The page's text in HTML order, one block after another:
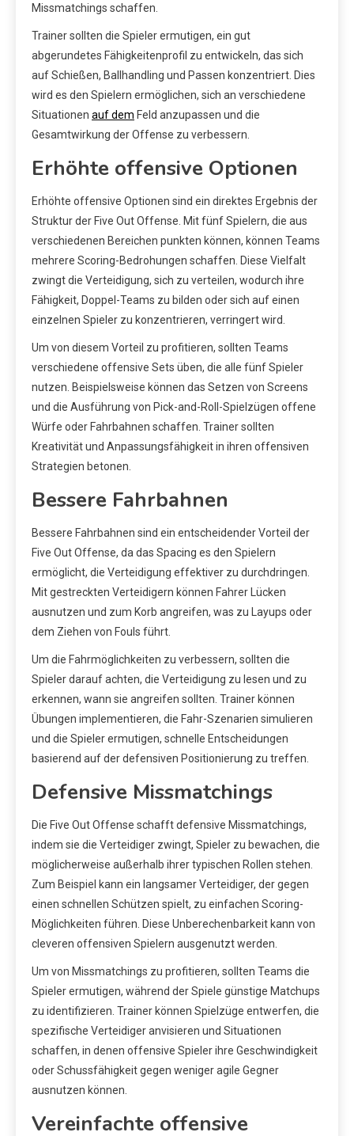
Missmatchings schaffen.
Trainer sollten die Spieler ermutigen, ein gut
abgerundetes Fähigkeitenprofil zu entwickeln, das sich
auf Schießen, Ballhandling und Passen konzentriert. Dies
wird es den Spielern ermöglichen, sich an verschiedene
Situationen auf dem Feld anzupassen und die
Gesamtwirkung der Offense zu verbessern.
Erhöhte offensive Optionen
Erhöhte offensive Optionen sind ein direktes Ergebnis der
Struktur der Five Out Offense. Mit fünf Spielern, die aus
verschiedenen Bereichen punkten können, können Teams
mehrere Scoring-Bedrohungen schaffen. Diese Vielfalt
zwingt die Verteidigung, sich zu verteilen, wodurch ihre
Fähigkeit, Doppel-Teams zu bilden oder sich auf einen
einzelnen Spieler zu konzentrieren, verringert wird.
Um von diesem Vorteil zu profitieren, sollten Teams
verschiedene offensive Sets üben, die alle fünf Spieler
nutzen. Beispielsweise können das Setzen von Screens
und die Ausführung von Pick-and-Roll-Spielzügen offene
Würfe oder Fahrbahnen schaffen. Trainer sollten
Kreativität und Anpassungsfähigkeit in ihren offensiven
Strategien betonen.
Bessere Fahrbahnen
Bessere Fahrbahnen sind ein entscheidender Vorteil der
Five Out Offense, da das Spacing es den Spielern
ermöglicht, die Verteidigung effektiver zu durchdringen.
Mit gestreckten Verteidigern können Fahrer Lücken
ausnutzen und zum Korb angreifen, was zu Layups oder
dem Ziehen von Fouls führt.
Um die Fahrmöglichkeiten zu verbessern, sollten die
Spieler darauf achten, die Verteidigung zu lesen und zu
erkennen, wann sie angreifen sollten. Trainer können
Übungen implementieren, die Fahr-Szenarien simulieren
und die Spieler ermutigen, schnelle Entscheidungen
basierend auf der defensiven Positionierung zu treffen.
Defensive Missmatchings
Die Five Out Offense schafft defensive Missmatchings,
indem sie die Verteidiger zwingt, Spieler zu bewachen, die
möglicherweise außerhalb ihrer typischen Rollen stehen.
Zum Beispiel kann ein langsamer Verteidiger, der gegen
einen schnellen Schützen spielt, zu einfachen Scoring-
Möglichkeiten führen. Diese Unberechenbarkeit kann von
cleveren offensiven Spielern ausgenutzt werden.
Um von Missmatchings zu profitieren, sollten Teams die
Spieler ermutigen, während der Spiele günstige Matchups
zu identifizieren. Trainer können Spielzüge entwerfen, die
spezifische Verteidiger anvisieren und Situationen
schaffen, in denen offensive Spieler ihre Geschwindigkeit
oder Schussfähigkeit gegen weniger agile Gegner
ausnutzen können.
Vereinfachte offensive